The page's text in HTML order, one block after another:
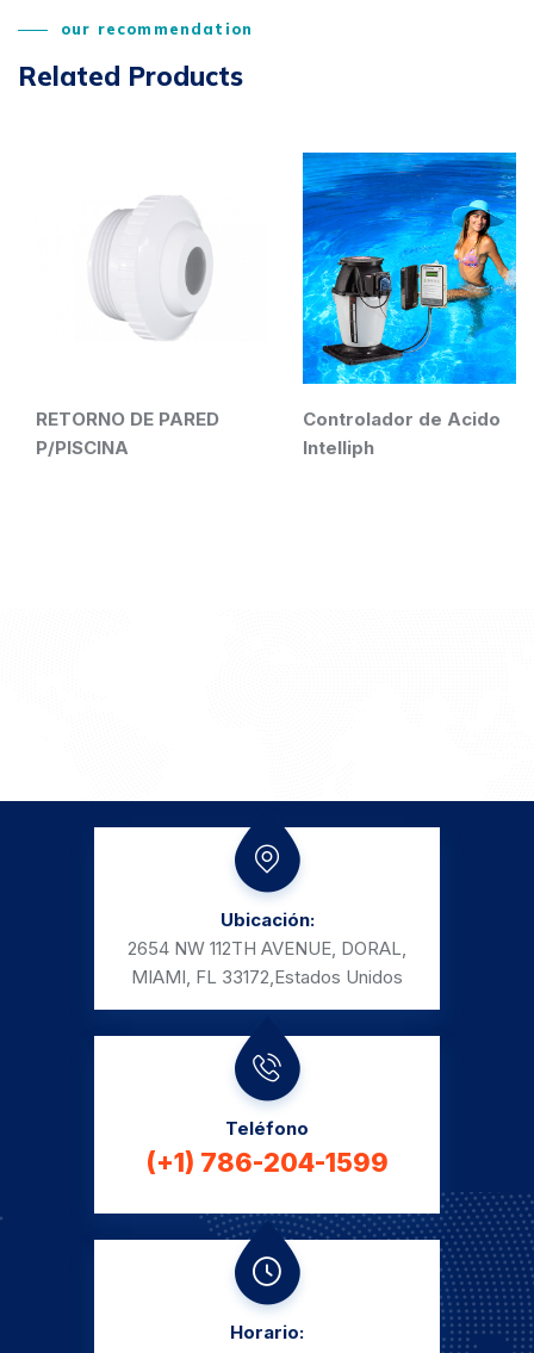
our recommendation
Related Products
RETORNO DE PARED
P/PISCINA
Controlador de Acido
Intelliph
Ubicación:
2654 NW 112TH AVENUE, DORAL,
MIAMI, FL 33172, Estados Unidos
Teléfono
(+1) 786-204-1599
Horario: